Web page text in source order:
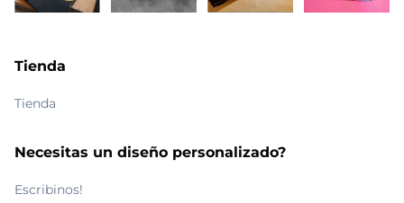
Tienda
Tienda
Necesitas un diseño personalizado?
Escribinos!